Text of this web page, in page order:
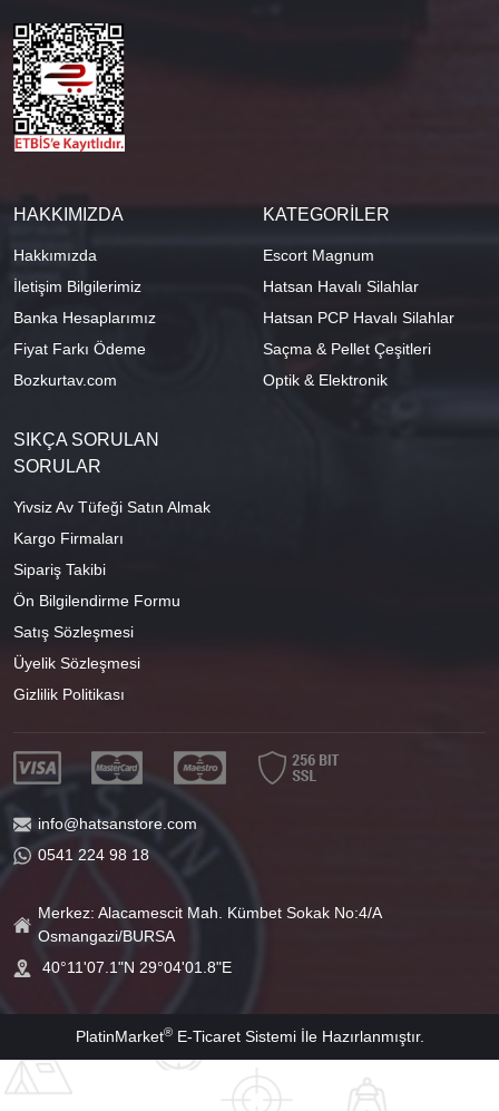
HAKKIMIZDA
Hakkımızda
İletişim Bilgilerimiz
Banka Hesaplarımız
Fiyat Farkı Ödeme
Bozkurtav.com
KATEGORİLER
Escort Magnum
Hatsan Havalı Silahlar
Hatsan PCP Havalı Silahlar
Saçma & Pellet Çeşitleri
Optik & Elektronik
SIKÇA SORULAN
SORULAR
Yivsiz Av Tüfeği Satın Almak
Kargo Firmaları
Sipariş Takibi
Ön Bilgilendirme Formu
Satış Sözleşmesi
Üyelik Sözleşmesi
Gizlilik Politikası
info@hatsanstore.com
0541 224 98 18
Merkez: Alacamescit Mah. Kümbet Sokak No:4/A
Osmangazi/BURSA
40°11'07.1"N 29°04'01.8"E
PlatinMarket®E-Ticaret Sistemiİle Hazırlanmıştır.